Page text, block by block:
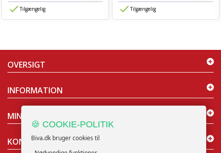
Tilgængelig Tilgængelig
OVERSIGT
INFORMATION
MIN KONTO
KONTAKT OS
🍪 COOKIE-POLITIK
Biva.dk bruger cookies til